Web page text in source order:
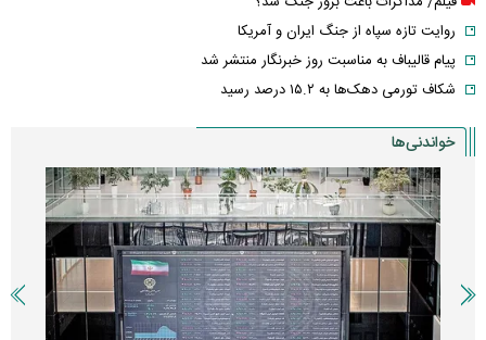
روایت تازه سپاه از جنگ ایران و آمریکا
پیام قالیباف به مناسبت روز خبرنگار منتشر شد
شکاف تورمی دهک‌ها به ۱۵.۲ درصد رسید
خواندنی‌ها